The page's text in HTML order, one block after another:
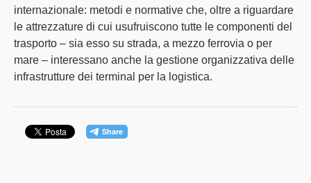
internazionale: metodi e normative che, oltre a riguardare
le attrezzature di cui usufruiscono tutte le componenti del
trasporto – sia esso su strada, a mezzo ferrovia o per
mare – interessano anche la gestione organizzativa delle
infrastrutture dei terminal per la logistica.